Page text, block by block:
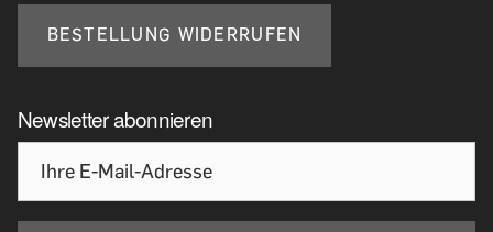
BESTELLUNG WIDERRUFEN
Newsletter abonnieren